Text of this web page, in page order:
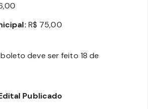
R$ 75,00
deve ser feito 18 de
Publicado